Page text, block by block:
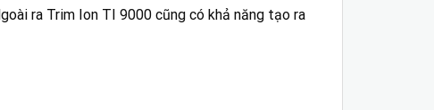
ra Trim Ion TI 9000 cũng có khả năng tạo ra